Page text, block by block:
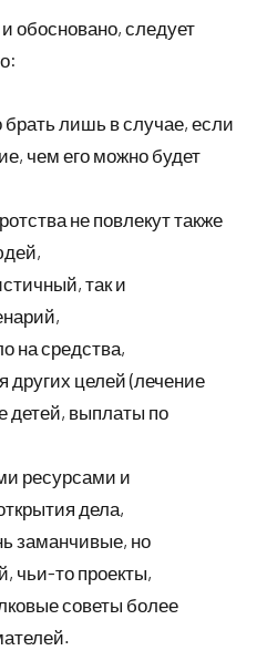
обосновано, следует
брать лишь в случае, если
чем его можно будет
не повлекут также
так и
на средства,
других целей (лечение
детей, выплаты по
ресурсами и
дела,
заманчивые, но
чьи-то проекты,
советы более